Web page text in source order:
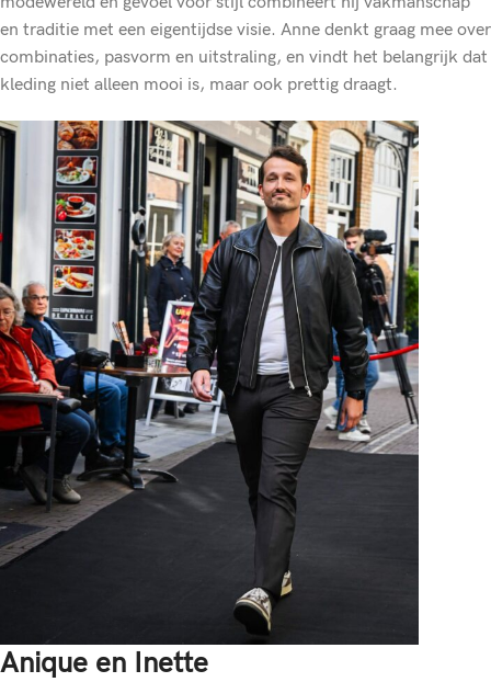
en traditie met een eigentijdse visie. Anne denkt graag mee over
combinaties, pasvorm en uitstraling, en vindt het belangrijk dat
kleding niet alleen mooi is, maar ook prettig draagt.
Anique en Inette